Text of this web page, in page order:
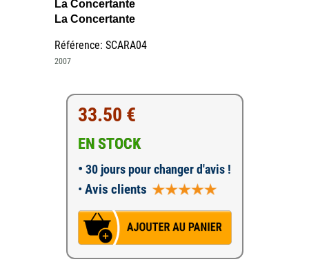
La Concertante
La Concertante
Référence: SCARA04
2007
33.50 €
EN STOCK
• 30 jours pour changer d'avis !
• Avis clients